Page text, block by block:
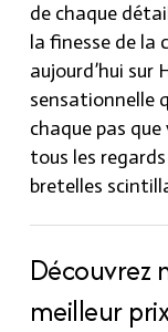
de chaque
la finesse de la
aujourd’hui sur
sensationnelle
chaque pas
tous les
bretelles
Découvrez
meilleur